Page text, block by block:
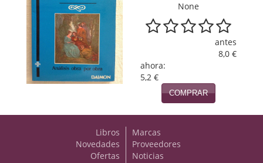
None
antes
8,0 €
ahora:
5,2 €
COMPRAR
Libros
Novedades
Ofertas
Marcas
Proveedores
Noticias